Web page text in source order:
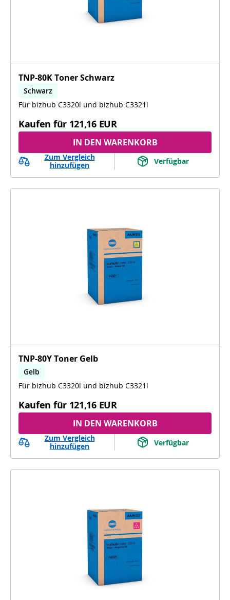
TNP-80K Toner Schwarz
Schwarz
Für bizhub C3320i und bizhub C3321i
Kaufen für 121,16 EUR
IN DEN WARENKORB
Zum Vergleich
hinzufügen
Verfügbar
TNP-80Y Toner Gelb
Gelb
Für bizhub C3320i und bizhub C3321i
Kaufen für 121,16 EUR
IN DEN WARENKORB
Zum Vergleich
hinzufügen
Verfügbar